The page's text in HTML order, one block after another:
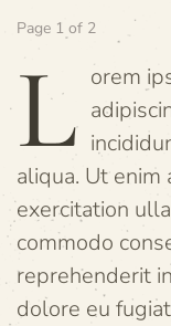
Page 1 of 2
L orem
aliqua. Ut enim
exercitation
commodo
reprehenderit
dolore eu